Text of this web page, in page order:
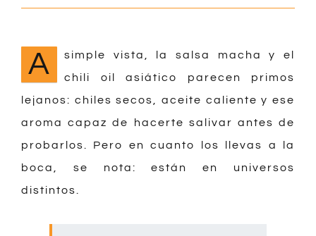
A
simple vista, la salsa macha y el
chili oil asiático parecen primos
lejanos: chiles secos, aceite caliente y ese
aroma capaz de hacerte salivar antes de
probarlos. Pero en cuanto los llevas a la
boca, se nota: están en universos
distintos.